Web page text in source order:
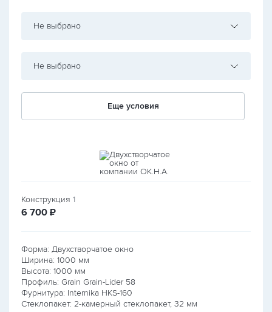
Не выбрано
Не выбрано
Еще условия
Конструкция 1
6 700 руб.
₽
Форма: Двухстворчатое окно
Ширина: 1000 мм
Высота: 1000 мм
Профиль: Grain Grain-Lider 58
Фурнитура: Internika HKS-160
Стеклопакет: 2-камерный стеклопакет, 32 мм